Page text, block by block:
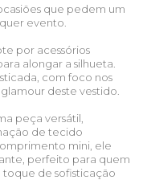
que pedem um
evento.
por acessórios
alongar a silhueta.
com foco nos
deste vestido.
peça versátil,
de tecido
mini, ele
perfeito para quem
toque de sofisticação